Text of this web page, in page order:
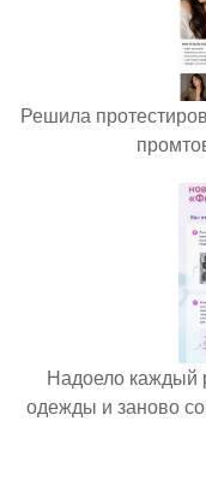
Решила
Надоело каждый
одежды и заново